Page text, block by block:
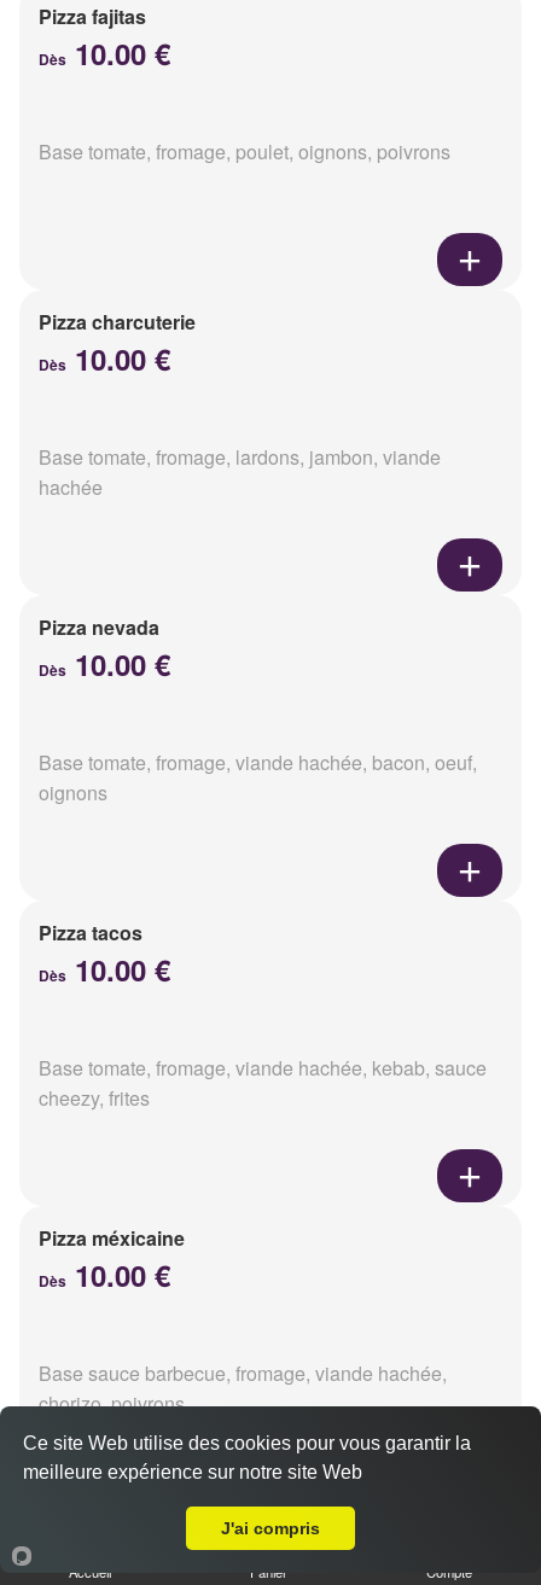
Pizza fajitas
Dès 10.00 €
Base tomate, fromage, poulet, oignons, poivrons
Pizza charcuterie
Dès 10.00 €
Base tomate, fromage, lardons, jambon, viande
hachée
Pizza nevada
Dès 10.00 €
Base tomate, fromage, viande hachée, bacon, oeuf,
oignons
Pizza tacos
Dès 10.00 €
Base tomate, fromage, viande hachée, kebab, sauce
cheezy, frites
Pizza méxicaine
Dès 10.00 €
Base sauce barbecue, fromage, viande hachée,
chorizo, poivrons
Accueil Panier Compte
Ce site Web utilise des cookies pour vous garantir la
meilleure expérience sur notre site Web
J'ai compris